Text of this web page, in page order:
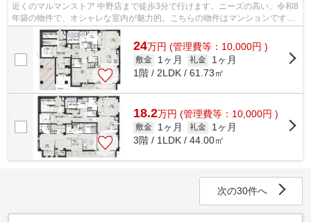
近くのマルマンストア 中野店まで徒歩3分で行けます。ニーズの高い、令和8
年築の物件で、オシャレな室内が魅力的。こちらの物件はマンションです。
シンプルながらも風の通り道がしっか...
24万円 (管理費等：10,000円 )
敷金 1ヶ月 礼金
1ヶ月
1階 / 2LDK / 61.73㎡
18.2万円 (管理費等：10,000円 )
敷金 1ヶ月 礼金
1ヶ月
3階 / 1LDK / 44.00㎡
次の30件へ